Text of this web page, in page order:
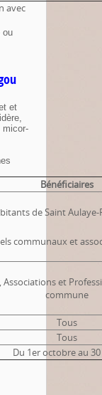
avec
ou
et
micor-
Bénéficiaires
de Saint
communaux et
Associations et
commune
Tous
Tous
Du 1er octobre au